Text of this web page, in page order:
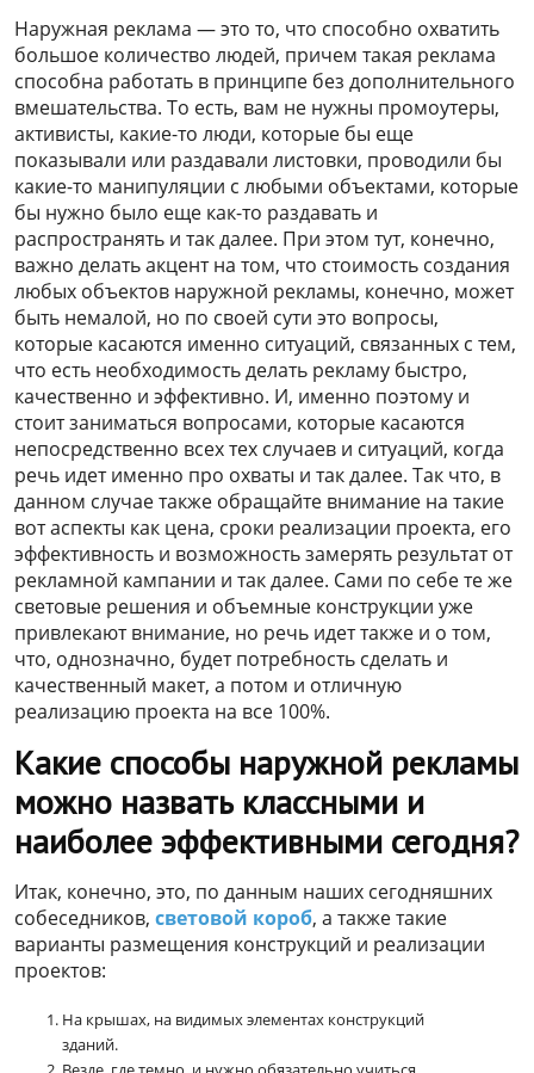
Наружная реклама — это то, что способно охватить
большое количество людей, причем такая реклама
способна работать в принципе без дополнительного
вмешательства. То есть, вам не нужны промоутеры,
активисты, какие-то люди, которые бы еще
показывали или раздавали листовки, проводили бы
какие-то манипуляции с любыми объектами, которые
бы нужно было еще как-то раздавать и
распространять и так далее. При этом тут, конечно,
важно делать акцент на том, что стоимость создания
любых объектов наружной рекламы, конечно, может
быть немалой, но по своей сути это вопросы,
которые касаются именно ситуаций, связанных с тем,
что есть необходимость делать рекламу быстро,
качественно и эффективно. И, именно поэтому и
стоит заниматься вопросами, которые касаются
непосредственно всех тех случаев и ситуаций, когда
речь идет именно про охваты и так далее. Так что, в
данном случае также обращайте внимание на такие
вот аспекты как цена, сроки реализации проекта, его
эффективность и возможность замерять результат от
рекламной кампании и так далее. Сами по себе те же
световые решения и объемные конструкции уже
привлекают внимание, но речь идет также и о том,
что, однозначно, будет потребность сделать и
качественный макет, а потом и отличную
реализацию проекта на все 100%.
Какие способы наружной рекламы
можно назвать классными и
наиболее эффективными сегодня?
Итак, конечно, это, по данным наших сегодняшних
собеседников, световой короб, а также такие
варианты размещения конструкций и реализации
проектов:
На крышах, на видимых элементах конструкций
зданий.